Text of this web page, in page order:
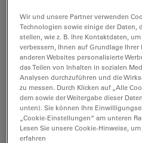
Das bin ich
Akademischer Grad
Vorname
Wir und unsere Partner verwenden
Technologien sowie einige der Daten,
stellen, wie z. B. Ihre Kontaktdaten,
verbessern, Ihnen auf Grundlage
anderen Websites personalisierte
das Teilen von Inhalten in sozialen
Analysen durchzuführen und die
zu messen. Durch Klicken auf „Alle
dem sowie der Weitergabe dieser
unten). Sie können Ihre
„Cookie-Einstellungen“ am unteren
Lesen Sie unsere Cookie-Hinweise,
erfahren